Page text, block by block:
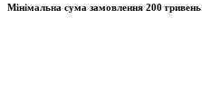
Мінімальна сума замовлення 200 гривень